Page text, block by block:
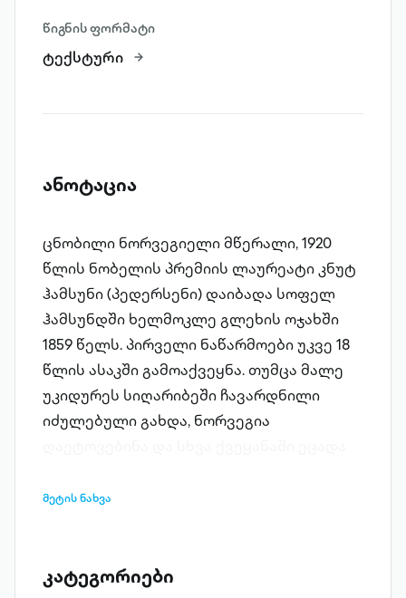
წიგნის ფორმატი
ტექსტური
ანოტაცია
ცნობილი ნორვეგიელი მწერალი, 1920
წლის ნობელის პრემიის ლაურეატი კნუტ
ჰამსუნი (პედერსენი) დაიბადა სოფელ
ჰამსუნდში ხელმოკლე გლეხის ოჯახში
1859 წელს. პირველი ნაწარმოები უკვე 18
წლის ასაკში გამოაქვეყნა. თუმცა მალე
უკიდურეს სიღარიბეში ჩავარდნილი
იძულებული გახდა, ნორვეგია
ამერიკაში და იქ რამდენიმე წელს დარჩა
ბოლოს 1899 წელს საქართველოსაც,
მეტის ნახვა
კატეგორიები